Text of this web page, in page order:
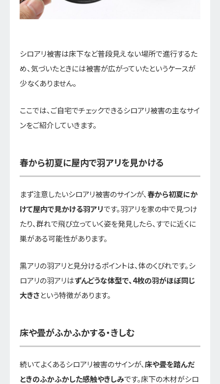
シロアリ被害は床下など普段見えない場所で進行するた
め、気づいたときには被害が広がっていたというケースが
少なくありません。
ここでは、ご自宅でチェックできるシロアリ被害の主なサイ
ンをご紹介していきます。
春から初夏に屋内で羽アリを見かける
まず注意したいシロアリ被害のサインが、春から初夏にか
けて屋内で見かける羽アリです。羽アリを家の中で見つけ
たり、群れで飛び立っていく姿を発見したら、すでに近くに
巣がある可能性があります。
黒アリの羽アリと見分けるポイントは、体のくびれです。シ
ロアリの羽アリはずんどうな体型で、4枚の羽がほぼ同じ
大きさという特徴があります。
床や畳がふかふかする・きしむ
続いてよくあるシロアリ被害のサインが、床や畳を踏んだ
ときのふかふかした感触やきしみです。床下の木材がシロ